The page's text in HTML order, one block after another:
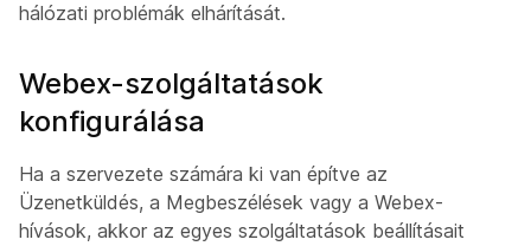
hálózati problémák elhárítását.
Webex-szolgáltatások
konfigurálása
Ha a szervezete számára ki van építve az
Üzenetküldés, a Megbeszélések vagy a Webex-
hívások, akkor az egyes szolgáltatások beállításait